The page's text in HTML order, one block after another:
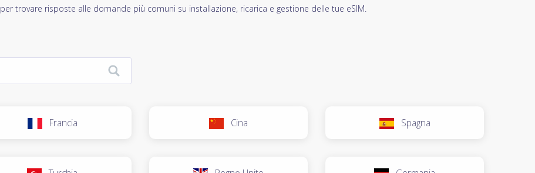
per trovare risposte alle domande più comuni su installazione, ricarica e gestione delle tue eSIM.
Francia Cina Spagna